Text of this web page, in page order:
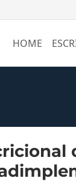
HOME